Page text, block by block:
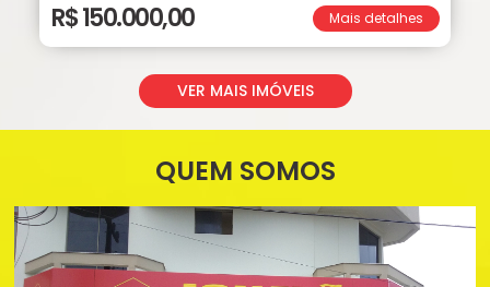
R$ 150.000,00 Mais detalhes
VER MAIS IMÓVEIS
QUEM SOMOS